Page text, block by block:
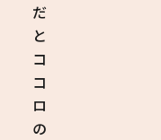
だ
と
コ
コ
ロ
の